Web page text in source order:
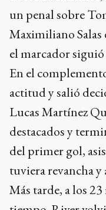
un penal sobre
Maximiliano Salas
el marcador
En el
actitud y salió
Lucas Martínez
destacados y
del primer gol,
tuviera revancha
Más tarde, a los